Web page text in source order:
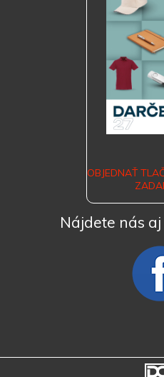
OBJEDNAŤ
Nájdete nás